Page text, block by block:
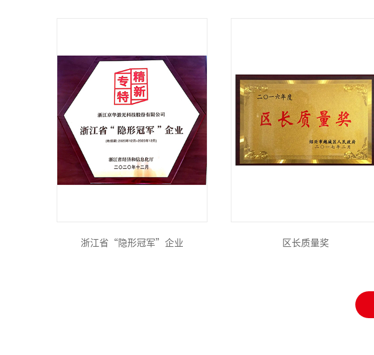
浙江省“隐形冠军”企业 区长质量奖